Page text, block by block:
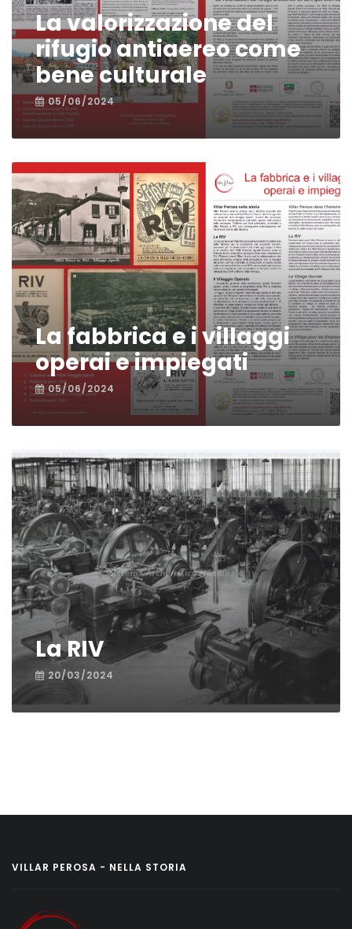
La valorizzazione del
rifugio antiaereo come
bene culturale
05/06/2024
La fabbrica e i villaggi
operai e impiegati
05/06/2024
La RIV
20/03/2024
VILLAR PEROSA - NELLA STORIA